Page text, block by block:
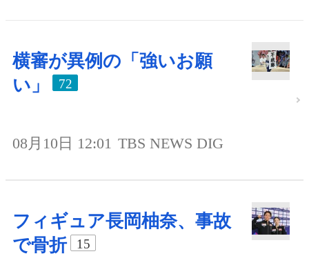
横審が異例の「強いお願
い」
72
08月10日 12:01 TBS NEWS DIG
フィギュア長岡柚奈、事故
で骨折
15